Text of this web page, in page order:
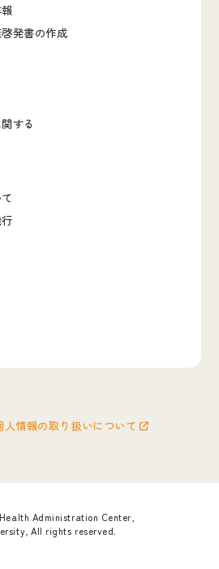
発書の作成
する
人情報の取り扱いについて
Administration Center,
All rights reserved.